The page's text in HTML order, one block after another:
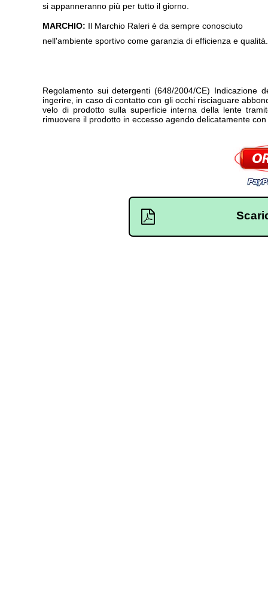
si appanneranno più per tutto il giorno.
MARCHIO: Il Marchio Raleri è da sempre conosciuto
nell'ambiente sportivo come garanzia di efficienza e qualità.
Regolamento sui detergenti (648/2004/CE) Indicazione
ingerire, in caso di contatto con gli occhi risciaguare
velo di prodotto sulla superficie interna della lente
rimuovere il prodotto in eccesso agendo delicatamente